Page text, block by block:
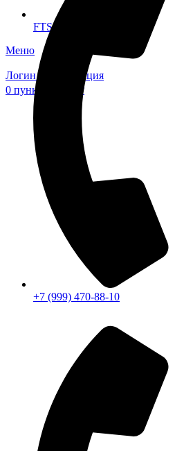
FTS-omsk@mail.ru
Меню
Логин / Регистрация
0 пунктов ₽
+7 (999) 470-88-10